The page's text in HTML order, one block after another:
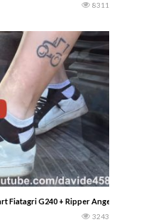
8311
Fiatagri G240 + Ripper Angeloni
3243